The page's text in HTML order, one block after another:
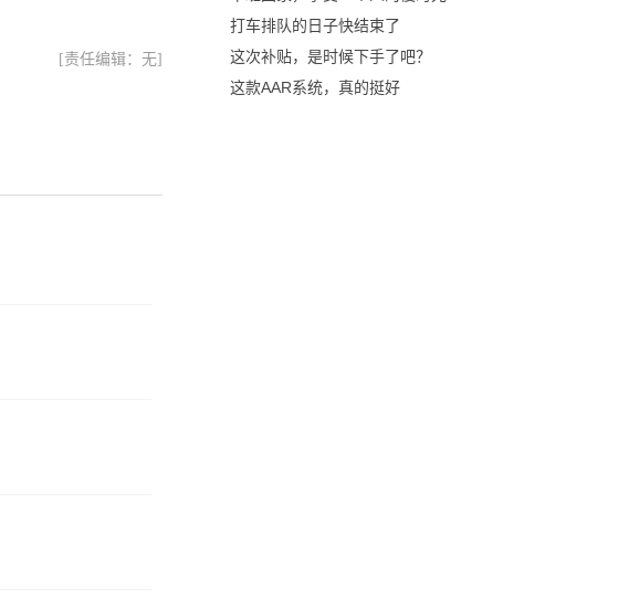
[责任编辑：无]
打车排队的日子快结束了
这次补贴，是时候下手了吧？
这款AAR系统，真的挺好